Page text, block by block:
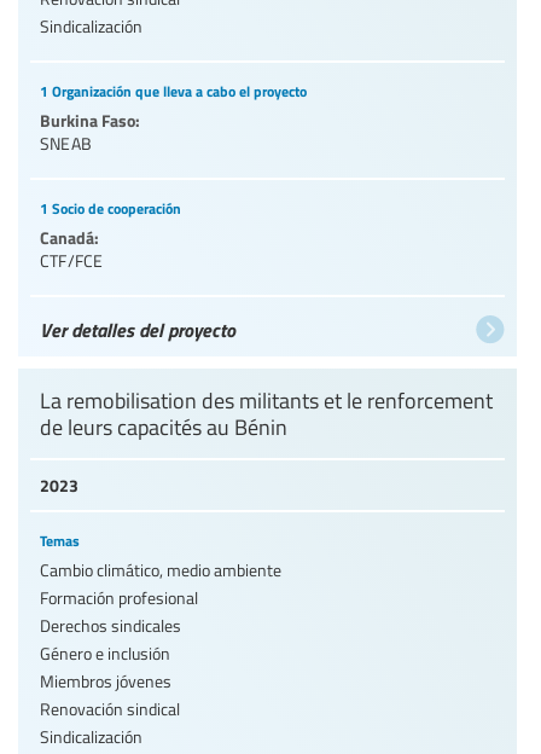
Sindicalización
1 Organización que lleva a cabo el proyecto
Burkina Faso:
SNEAB
1 Socio de cooperación
Canadá:
CTF/FCE
Ver detalles del proyecto
2023
La remobilisation des militants et le renforcement
de leurs capacités au Bénin
Temas
Cambio climático, medio ambiente
Formación profesional
Derechos sindicales
Género e inclusión
Miembros jóvenes
Renovación sindical
Sindicalización